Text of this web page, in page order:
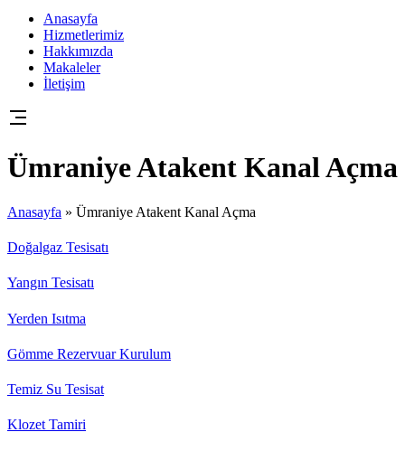
Anasayfa
Hizmetlerimiz
Hakkımızda
Makaleler
İletişim
Ümraniye Atakent Kanal Açma
Anasayfa » Ümraniye Atakent Kanal Açma
Doğalgaz Tesisatı
Yangın Tesisatı
Yerden Isıtma
Gömme Rezervuar Kurulum
Temiz Su Tesisat
Klozet Tamiri